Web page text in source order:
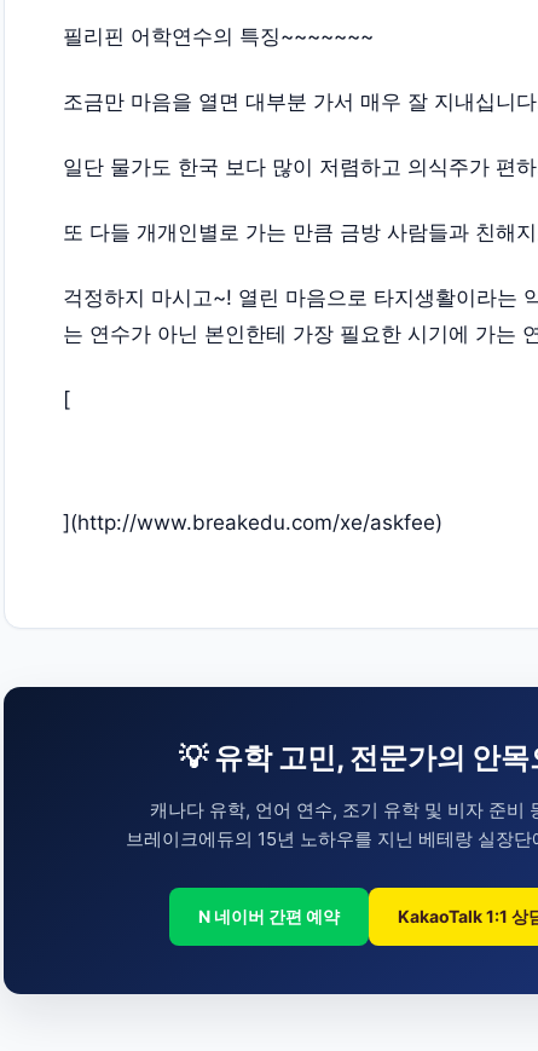
필리핀 어학연수의 특징~~~~~~~
조금만 마음을 열면 대부분 가서 매우 잘 지내십니
일단 물가도 한국 보다 많이 저렴하고 의식주가 편
또 다들 개개인별로 가는 만큼 금방 사람들과 친해
걱정하지 마시고~! 열린 마음으로 타지생활이라는
는 연수가 아닌 본인한테 가장 필요한 시기에 가는
[
](http://www.breakedu.com/xe/askfee)
💡 유학 고민, 전문가의 안
캐나다 유학, 언어 연수, 조기 유학 및 비자 준비
브레이크에듀의 15년 노하우를 지닌 베테랑 실장
N 네이버 간편 예약 KakaoTalk 1:1 상